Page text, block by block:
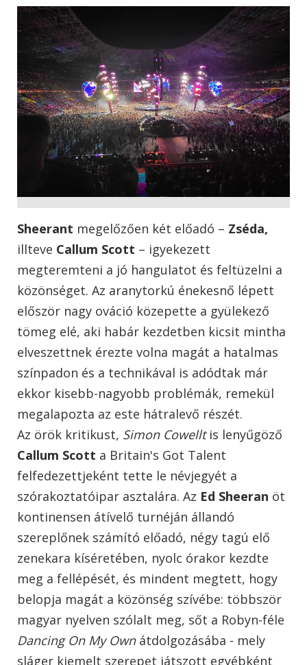
Sheerant megelőzően két előadó – Zséda,
illteve Callum Scott – igyekezett
megteremteni a jó hangulatot és feltüzelni a
közönséget. Az aranytorkú énekesnő lépett
először nagy ováció közepette a gyülekező
tömeg elé, aki habár kezdetben kicsit mintha
elveszettnek érezte volna magát a hatalmas
színpadon és a technikával is adódtak már
ekkor kisebb-nagyobb problémák, remekül
megalapozta az este hátralevő részét.
Az örök kritikust, Simon Cowelltis lenyűgöző
Callum Scott a Britain's Got Talent
felfedezettjeként tette le névjegyét a
szórakoztatóipar asztalára. Az Ed Sheeran öt
kontinensen átívelő turnéján állandó
szereplőnek számító előadó, négy tagú elő
zenekara kíséretében, nyolc órakor kezdte
meg a fellépését, és mindent megtett, hogy
belopja magát a közönség szívébe: többször
magyar nyelven szólalt meg, sőt a Robyn-féle
Dancing On My Ownátdolgozásába - mely
sláger kiemelt szerepet játszott egyébként